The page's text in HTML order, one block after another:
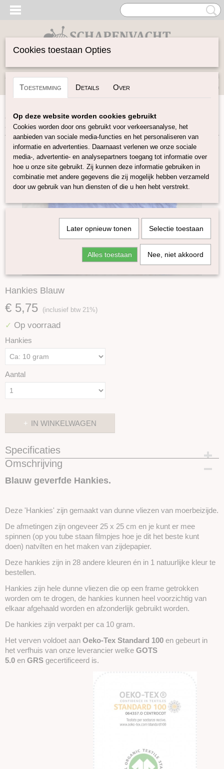
Inloggen Registreren
(0)
Home>Vilten>Zijde Producten>Zijden Hankies
Hankies Blauw
Hankies Blauw
€ 5,75 (inclusief btw 21%)
✓ Op voorraad
Hankies
Aantal
IN WINKELWAGEN
Specificaties
Productcode
Omschrijving
Blauw geverfde Hankies.
Deze 'Hankies' zijn gemaakt van dunne vliezen van moerbeizijde.
De afmetingen zijn ongeveer 25 x 25 cm en je kunt er mee
spinnen (op you tube staan filmpjes hoe je dit het beste kunt
doen) natvilten en het maken van zijdepapier.
Deze hankies zijn in 28 andere kleuren én in 1 natuurlijke kleur te
bestellen.
Hankies zijn hele dunne vliezen die op een frame getrokken
worden om te drogen, de hankies kunnen heel voorzichtig van
elkaar afgehaald worden en afzonderlijk gebruikt worden.
De hankies zijn verpakt per ca 10 gram.
Het verven voldoet aan Oeko-Tex Standard 100 en gebeurt in
het verfhuis van onze leverancier welke GOTS
5.0 en GRS gecertificeerd is.
Cookies toestaan Opties
Toestemming Details Over
Op deze website worden cookies gebruikt
Cookies worden door ons gebruikt voor verkeersanalyse, het
aanbieden van sociale media-functies en het personaliseren van
informatie en advertenties. Daarnaast verlenen we onze sociale
media-, advertentie- en analysepartners toegang tot informatie over
hoe u onze site gebruikt. Zij kunnen deze informatie gebruiken in
combinatie met andere gegevens die zij mogelijk hebben verzameld
door uw gebruik van hun diensten of die u hen hebt verstrekt.
Later opnieuw tonen Selectie toestaan
Alles toestaan Nee, niet akkoord